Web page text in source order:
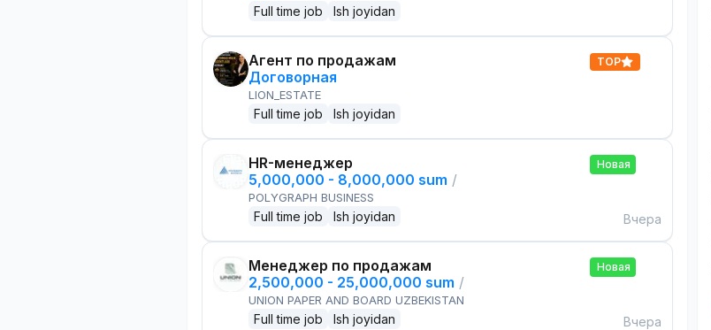
Full time job Ish joyidan
Агент по продажам
Договорная
LION_ESTATE
Full time job Ish joyidan
TOP
HR-менеджер
5,000,000 - 8,000,000 sum /
POLYGRAPH BUSINESS
Full time job Ish joyidan
Новая
Вчера
Менеджер по продажам
2,500,000 - 25,000,000 sum /
UNION PAPER AND BOARD UZBEKISTAN
Full time job Ish joyidan
Новая
Вчера